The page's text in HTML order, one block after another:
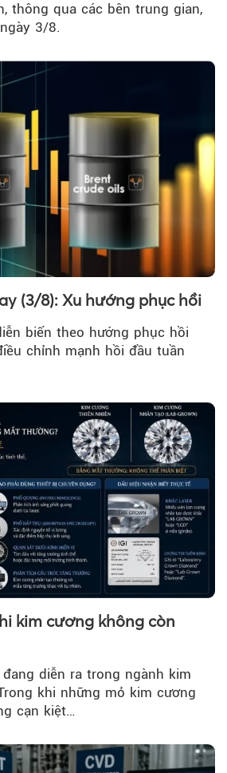
thông qua các bên trung gian,
3/8.
(3/8): Xu hướng phục hồi
biến theo hướng phục hồi
chỉnh mạnh hồi đầu tuần
kim cương không còn
diễn ra trong ngành kim
khi những mỏ kim cương
cạn kiệt…